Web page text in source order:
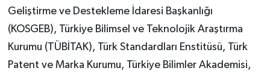
Geliştirme ve Destekleme İdaresi Başkanlığı
(KOSGEB), Türkiye Bilimsel ve Teknolojik Araştırma
Kurumu (TÜBİTAK), Türk Standardları Enstitüsü, Türk
Patent ve Marka Kurumu, Türkiye Bilimler Akademisi,